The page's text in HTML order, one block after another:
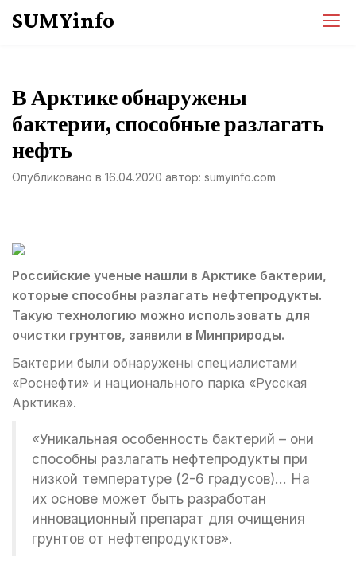
SUMYinfo
В Арктике обнаружены
бактерии, способные разлагать
нефть
Опубликовано в 16.04.2020 автор: sumyinfo.com
Российские ученые нашли в Арктике бактерии,
которые способны разлагать нефтепродукты.
Такую технологию можно использовать для
очистки грунтов, заявили в Минприроды.
Бактерии были обнаружены специалистами
«Роснефти» и национального парка «Русская
Арктика».
«Уникальная особенность бактерий – они
способны разлагать нефтепродукты при
низкой температуре (2-6 градусов)… На
их основе может быть разработан
инновационный препарат для очищения
грунтов от нефтепродуктов».